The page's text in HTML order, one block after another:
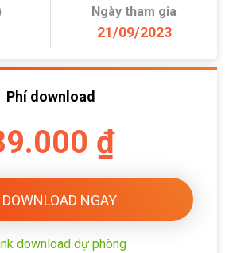
Ngày tham gia
21/09/2023
Phí download
₫
NGAY
download dự phòng